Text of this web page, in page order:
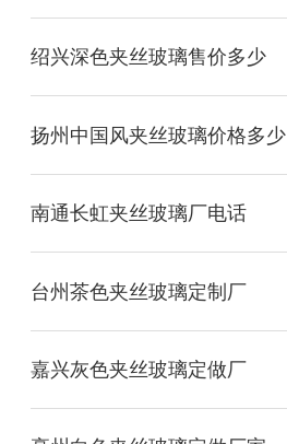
绍兴深色夹丝玻璃售价多少
扬州中国风夹丝玻璃价格多少
南通长虹夹丝玻璃厂电话
台州茶色夹丝玻璃定制厂
嘉兴灰色夹丝玻璃定做厂